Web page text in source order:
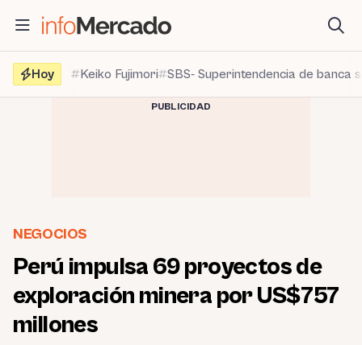
contenido
Hoy
Keiko Fujimori SBS- Superintendencia de banca
PUBLICIDAD
NEGOCIOS
Perú impulsa 69 proyectos de
exploración minera por US$757
millones